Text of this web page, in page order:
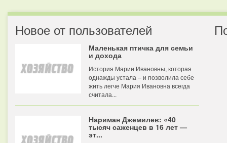
Новое от пользователей
Маленькая птичка для семьи
и дохода
История Марии Ивановны, которая
однажды устала – и позволила себе
жить легче Мария Ивановна всегда
считала...
Нариман Джемилев: «40
тысяч саженцев в 16 лет —
эт...